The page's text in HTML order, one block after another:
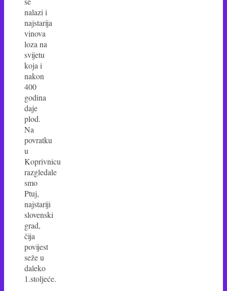
nalazi i
najstarija
vinova
loza na
svijetu
koja i
nakon
400
godina
daje
plod.
Na
povratku
u
Koprivnicu
razgledale
smo
Ptuj,
najstariji
slovenski
grad,
čija
povijest
seže u
daleko
1.stoljeće.